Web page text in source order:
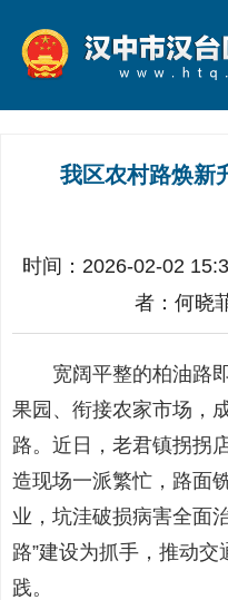
我区农村路焕新
时间：2026-02-02
者： 何晓
宽阔平整的柏油路即
果园、衔接农家市场，
路。近日，老君镇拐拐
造现场一派繁忙，路面
业，坑洼破损病害全面
路”建设为抓手，推动
践。